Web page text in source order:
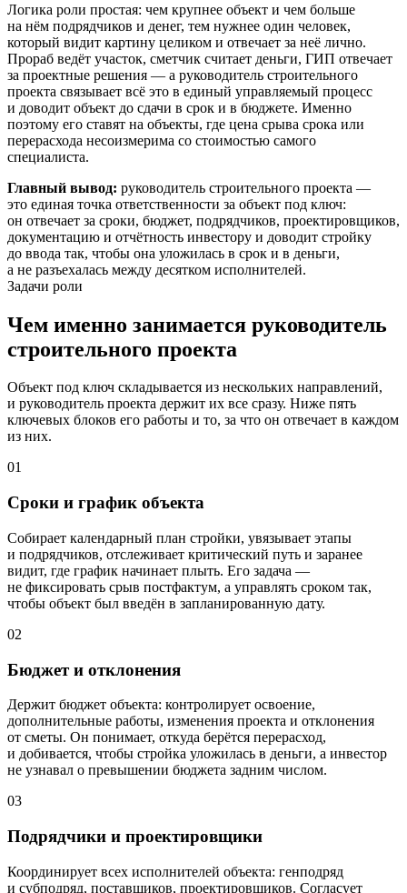
Логика роли простая: чем крупнее объект и чем больше
на нём подрядчиков и денег, тем нужнее один человек,
который видит картину целиком и отвечает за неё лично.
Прораб ведёт участок, сметчик считает деньги, ГИП отвечает
за проектные решения — а руководитель строительного
проекта связывает всё это в единый управляемый процесс
и доводит объект до сдачи в срок и в бюджете. Именно
поэтому его ставят на объекты, где цена срыва срока или
перерасхода несоизмерима со стоимостью самого
специалиста.
Главный вывод: руководитель строительного проекта —
это единая точка ответственности за объект под ключ:
он отвечает за сроки, бюджет, подрядчиков, проектировщиков,
документацию и отчётность инвестору и доводит стройку
до ввода так, чтобы она уложилась в срок и в деньги,
а не разъехалась между десятком исполнителей.
Задачи роли
Чем именно занимается руководитель
строительного проекта
Объект под ключ складывается из нескольких направлений,
и руководитель проекта держит их все сразу. Ниже пять
ключевых блоков его работы и то, за что он отвечает в каждом
из них.
01
Сроки и график объекта
Собирает календарный план стройки, увязывает этапы
и подрядчиков, отслеживает критический путь и заранее
видит, где график начинает плыть. Его задача —
не фиксировать срыв постфактум, а управлять сроком так,
чтобы объект был введён в запланированную дату.
02
Бюджет и отклонения
Держит бюджет объекта: контролирует освоение,
дополнительные работы, изменения проекта и отклонения
от сметы. Он понимает, откуда берётся перерасход,
и добивается, чтобы стройка уложилась в деньги, а инвестор
не узнавал о превышении бюджета задним числом.
03
Подрядчики и проектировщики
Координирует всех исполнителей объекта: генподряд
и субподряд, поставщиков, проектировщиков. Согласует